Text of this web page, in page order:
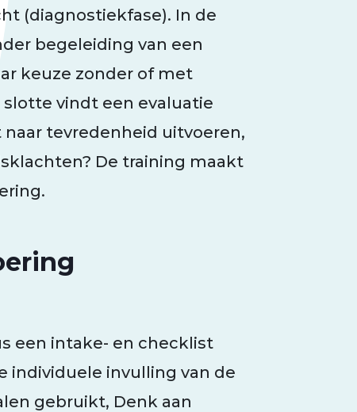
(diagnostiekfase). In de
begeleiding van een
keuze zonder of met
vindt een evaluatie
tevredenheid uitvoeren,
De training maakt
een intake- en checklist
individuele invulling van de
gebruikt, Denk aan